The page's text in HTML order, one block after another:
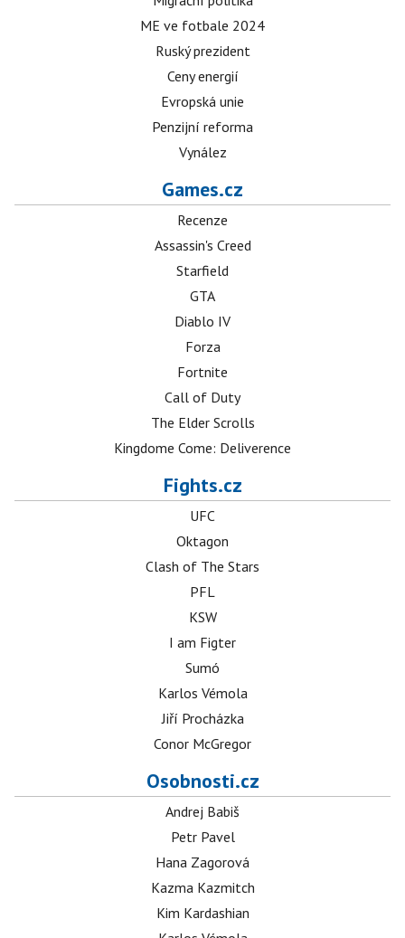
ME ve fotbale 2024
Ruský prezident
Ceny energií
Evropská unie
Penzijní reforma
Vynález
Games.cz
Recenze
Assassin's Creed
Starfield
GTA
Diablo IV
Forza
Fortnite
Call of Duty
The Elder Scrolls
Kingdome Come: Deliverence
Fights.cz
UFC
Oktagon
Clash of The Stars
PFL
KSW
I am Figter
Sumó
Karlos Vémola
Jiří Procházka
Conor McGregor
Osobnosti.cz
Andrej Babiš
Petr Pavel
Hana Zagorová
Kazma Kazmitch
Kim Kardashian